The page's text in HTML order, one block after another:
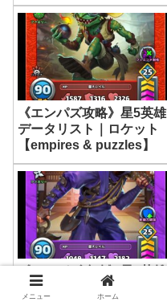
《エンパズ攻略》星5英雄
データリスト｜ロケット
【empires & puzzles】
《エンパズ攻略》星5英雄
データリスト｜クォーツ
メニュー ホーム